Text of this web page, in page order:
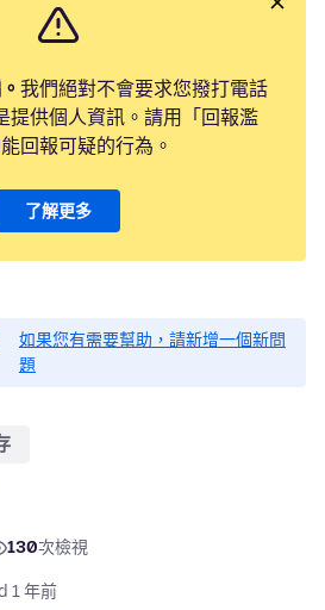
我們絕對不會要求您撥打電話
提供個人資訊。請用「回報濫
回報可疑的行為。
了解更多
如果您有需要幫助，請新增一個新問
題
130次檢視
1 年前